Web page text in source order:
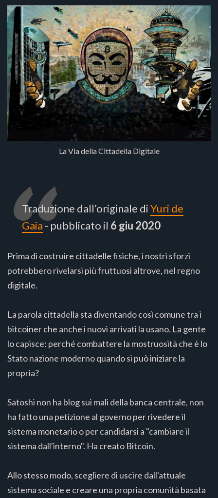
La Via della Cittadella Digitale
Traduzione dall’originale diYuri de
Gaia - pubblicato il 6 giu 2020
Prima di costruire cittadelle fisiche, i nostri sforzi
potrebbero rivelarsi più fruttuosi altrove, nel regno
digitale.
La parola cittadella sta diventando così comune tra i
bitcoiner che anche i nuovi arrivati la usano. La gente
lo capisce: perché combattere la mostruosità che è lo
Stato nazione moderno quando si può iniziare la
propria?
Satoshi non ha blog sui mali della banca centrale, non
ha fatto una petizione al governo per rivedere il
sistema monetario o per candidarsi a "cambiare il
sistema dall'interno". Ha creato Bitcoin.
Allo stesso modo, scegliere di uscire dall'attuale
sistema sociale e creare una propria comunità basata